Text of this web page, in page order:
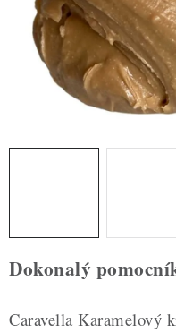
DÁRKOVÉ POUKAZY
TÉMATICKÉ PRODUKTY
PROFI BALENÍ
NOVÉ ZBOŽÍ
Nepřevzetí zásilky na
Hodnocení obchodu
Blog
Dokonalý
Caravella Karamelový